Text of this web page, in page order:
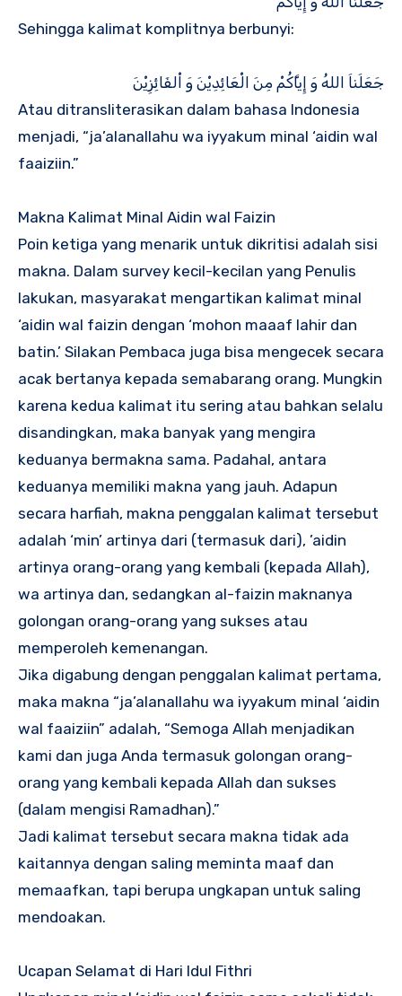
Sehingga kalimat komplitnya berbunyi:
جَعَلَناَ اللهُ وَ إِياَّكُمْ مِنَ الْعَائِدِيْنَ وَ اْلفَائِزِيْنَ
Atau ditransliterasikan dalam bahasa Indonesia
menjadi, “ja’alanallahu wa iyyakum minal ‘aidin wal
faaiziin.”
Makna Kalimat Minal Aidin wal Faizin
Poin ketiga yang menarik untuk dikritisi adalah sisi
makna. Dalam survey kecil-kecilan yang Penulis
lakukan, masyarakat mengartikan kalimat minal
‘aidin wal faizin dengan ‘mohon maaaf lahir dan
batin.’ Silakan Pembaca juga bisa mengecek secara
acak bertanya kepada semabarang orang. Mungkin
karena kedua kalimat itu sering atau bahkan selalu
disandingkan, maka banyak yang mengira
keduanya bermakna sama. Padahal, antara
keduanya memiliki makna yang jauh. Adapun
secara harfiah, makna penggalan kalimat tersebut
adalah ‘min’ artinya dari (termasuk dari), ’aidin
artinya orang-orang yang kembali (kepada Allah),
wa artinya dan, sedangkan al-faizin maknanya
golongan orang-orang yang sukses atau
memperoleh kemenangan.
Jika digabung dengan penggalan kalimat pertama,
maka makna “ja’alanallahu wa iyyakum minal ‘aidin
wal faaiziin” adalah, “Semoga Allah menjadikan
kami dan juga Anda termasuk golongan orang-
orang yang kembali kepada Allah dan sukses
(dalam mengisi Ramadhan).”
Jadi kalimat tersebut secara makna tidak ada
kaitannya dengan saling meminta maaf dan
memaafkan, tapi berupa ungkapan untuk saling
mendoakan.
Ucapan Selamat di Hari Idul Fithri